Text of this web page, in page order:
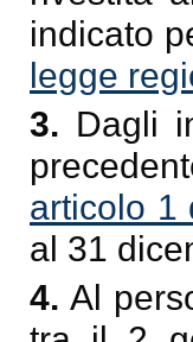
indicato
legge
3. Dagli
articolo 1
al 31
4. Al